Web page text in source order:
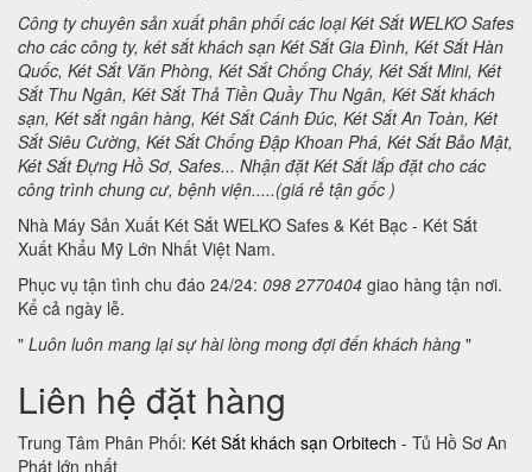
Công ty chuyên sản xuất phân phối các loại Két Sắt WELKO Safes
cho các công ty, két sắt khách sạn Két Sắt Gia Đình, Két Sắt Hàn
Quốc, Két Sắt Văn Phòng, Két Sắt Chống Cháy, Két Sắt Mini, Két
Sắt Thu Ngân, Két Sắt Thả Tiền Quầy Thu Ngân, Két Sắt khách
sạn, Két sắt ngân hàng, Két Sắt Cánh Đúc, Két Sắt An Toàn, Két
Sắt Siêu Cường, Két Sắt Chống Đập Khoan Phá, Két Sắt Bảo Mật,
Két Sắt Đựng Hồ Sơ, Safes... Nhận đặt Két Sắt lắp đặt cho các
công trình chung cư, bệnh viện.....(giá rẻ tận gốc )
Nhà Máy Sản Xuất Két Sắt WELKO Safes & Két Bạc - Két Sắt
Xuất Khẩu Mỹ Lớn Nhất Việt Nam.
Phục vụ tận tình chu đáo 24/24: 098 2770404 giao hàng tận nơi.
Kể cả ngày lễ.
" Luôn luôn mang lại sự hài lòng mong đợi đến khách hàng "
Liên hệ đặt hàng
Trung Tâm Phân Phối: Két Sắt khách sạn Orbitech - Tủ Hồ Sơ An
Phát lớn nhất